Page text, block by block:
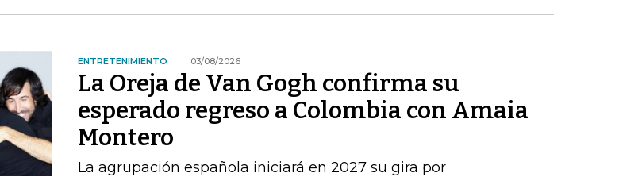
ENTRETENIMIENTO 03/08/2026
La Oreja de Van Gogh confirma su
esperado regreso a Colombia con Amaia
Montero
La agrupación española iniciará en 2027 su gira por